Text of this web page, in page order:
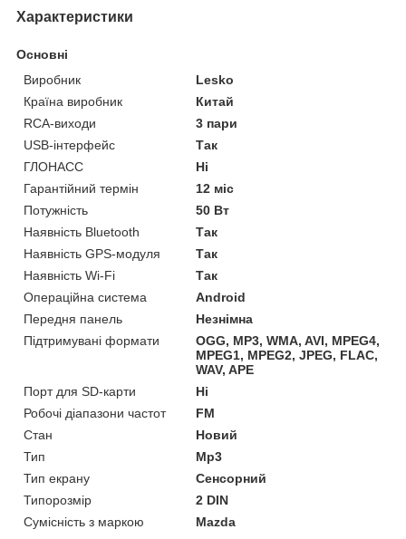
Характеристики
Основні
Виробник
Lesko
Країна виробник
Китай
RCA-виходи
3 пари
USB-інтерфейс
Так
ГЛОНАСС
Ні
Гарантійний термін
12 міс
Потужність
50 Вт
Наявність Bluetooth
Так
Наявність GPS-модуля
Так
Наявність Wi-Fi
Так
Операційна система
Android
Передня панель
Незнімна
Підтримувані формати
OGG, MP3, WMA, AVI, MPEG4,
MPEG1, MPEG2, JPEG, FLAC,
WAV, APE
Порт для SD-карти
Ні
Робочі діапазони частот
FM
Стан
Новий
Тип
Mp3
Тип екрану
Сенсорний
Типорозмір
2 DIN
Сумісність з маркою
Mazda